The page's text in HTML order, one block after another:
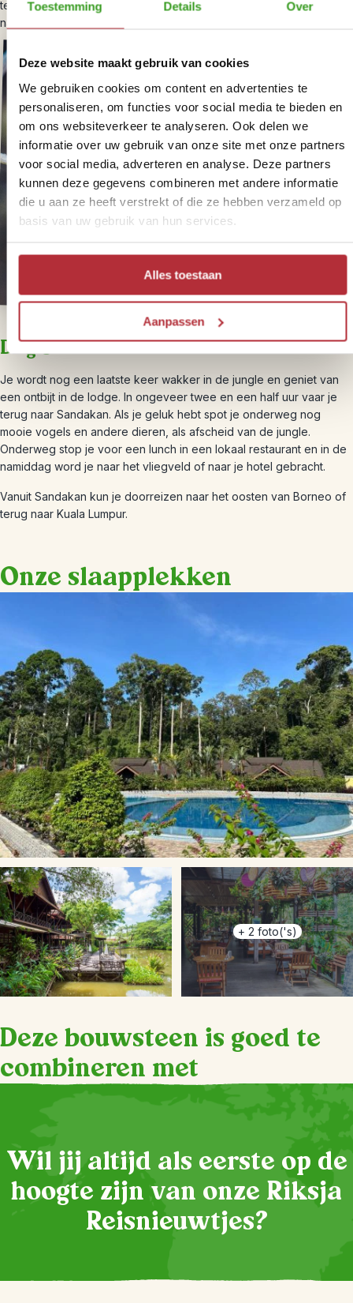
Toestemming Details Over
Deze website maakt gebruik van cookies
We gebruiken cookies om content en advertenties te
personaliseren, om functies voor social media te bieden en
om ons websiteverkeer te analyseren. Ook delen we
informatie over uw gebruik van onze site met onze partners
voor social media, adverteren en analyse. Deze partners
kunnen deze gegevens combineren met andere informatie
die u aan ze heeft verstrekt of die ze hebben verzameld op
basis van uw gebruik van hun services.
Alles toestaan
Aanpassen
terug naar de lodge voor nog een smakelijk diner en de laatste
nacht in de lodge.
Dag 3 – Sukau – Sandakan
Je wordt nog een laatste keer wakker in de jungle en geniet van
een ontbijt in de lodge. In ongeveer twee en een half uur vaar je
terug naar Sandakan. Als je geluk hebt spot je onderweg nog
mooie vogels en andere dieren, als afscheid van de jungle.
Onderweg stop je voor een lunch in een lokaal restaurant en in de
namiddag word je naar het vliegveld of naar je hotel gebracht.
Vanuit Sandakan kun je doorreizen naar het oosten van Borneo of
terug naar Kuala Lumpur.
Onze slaapplekken
+ 2 foto('s)
Deze bouwsteen is goed te
combineren met
Wil jij altijd als eerste op de
hoogte zijn van onze Riksja
Reisnieuwtjes?